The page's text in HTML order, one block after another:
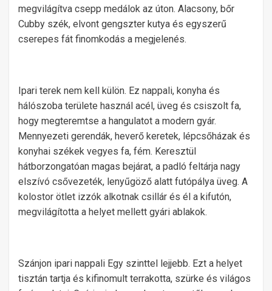
megvilágítva csepp medálok az úton. Alacsony, bőr
Cubby szék, elvont gengszter kutya és egyszerű
cserepes fát finomkodás a megjelenés.
Ipari terek nem kell külön. Ez nappali, konyha és
hálószoba területe használ acél, üveg és csiszolt fa,
hogy megteremtse a hangulatot a modern gyár.
Mennyezeti gerendák, heverő keretek, lépcsőházak és
konyhai székek vegyes fa, fém. Keresztül
hátborzongatóan magas bejárat, a padló feltárja nagy
elszívó csővezeték, lenyűgöző alatt futópálya üveg. A
kolostor ötlet izzók alkotnak csillár és él a kifutón,
megvilágította a helyet mellett gyári ablakok.
Szánjon ipari nappali Egy szinttel lejjebb. Ezt a helyet
tisztán tartja és kifinomult terrakotta, szürke és világos